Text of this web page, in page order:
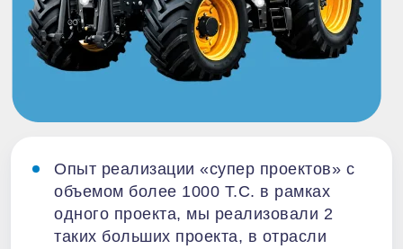
Опыт реализации «супер проектов» с
объемом более 1000 Т.С. в рамках
одного проекта, мы реализовали 2
таких больших проекта, в отрасли